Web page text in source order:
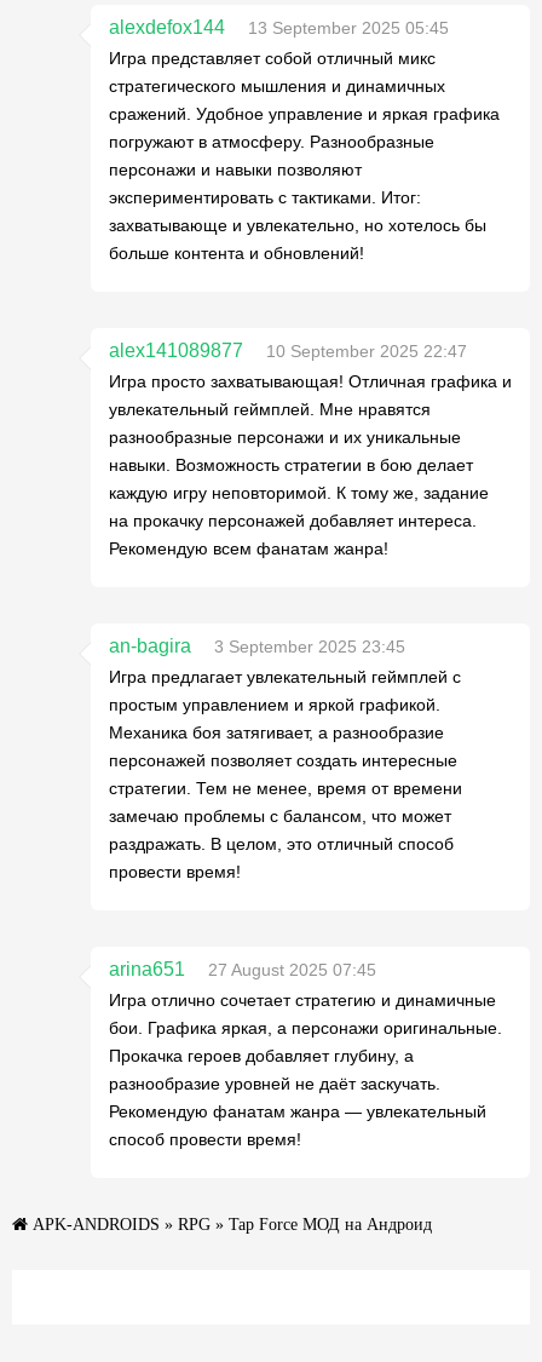
alexdefox144
13 September 2025 05:45
Игра представляет собой отличный микс
стратегического мышления и динамичных
сражений. Удобное управление и яркая графика
погружают в атмосферу. Разнообразные
персонажи и навыки позволяют
экспериментировать с тактиками. Итог:
захватывающе и увлекательно, но хотелось бы
больше контента и обновлений!
alex141089877
10 September 2025 22:47
Игра просто захватывающая! Отличная графика и
увлекательный геймплей. Мне нравятся
разнообразные персонажи и их уникальные
навыки. Возможность стратегии в бою делает
каждую игру неповторимой. К тому же, задание
на прокачку персонажей добавляет интереса.
Рекомендую всем фанатам жанра!
an-bagira
3 September 2025 23:45
Игра предлагает увлекательный геймплей с
простым управлением и яркой графикой.
Механика боя затягивает, а разнообразие
персонажей позволяет создать интересные
стратегии. Тем не менее, время от времени
замечаю проблемы с балансом, что может
раздражать. В целом, это отличный способ
провести время!
arina651
27 August 2025 07:45
Игра отлично сочетает стратегию и динамичные
бои. Графика яркая, а персонажи оригинальные.
Прокачка героев добавляет глубину, а
разнообразие уровней не даёт заскучать.
Рекомендую фанатам жанра — увлекательный
способ провести время!
APK-ANDROIDS » RPG » Tap Force МОД на Андроид